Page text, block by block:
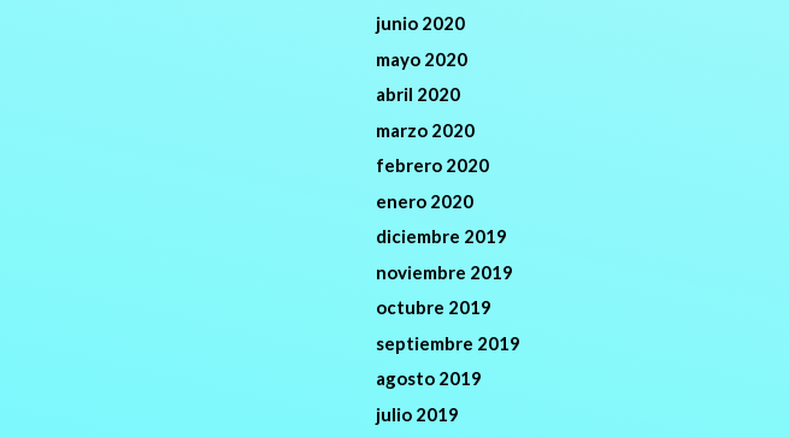
junio 2020
mayo 2020
abril 2020
marzo 2020
febrero 2020
enero 2020
diciembre 2019
noviembre 2019
octubre 2019
septiembre 2019
agosto 2019
julio 2019